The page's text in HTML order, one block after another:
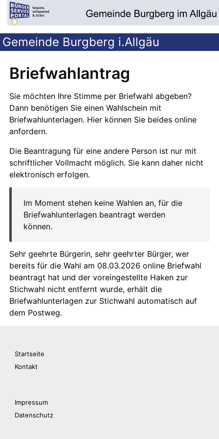
Gemeinde Burgberg i.Allgäu
Startseite
Kontakt
Impressum
Datenschutz